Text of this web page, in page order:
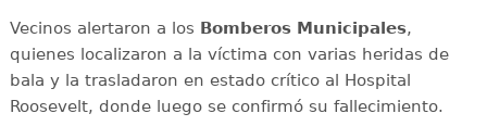
Vecinos alertaron a los Bomberos Municipales,
quienes localizaron a la víctima con varias heridas de
bala y la trasladaron en estado crítico al Hospital
Roosevelt, donde luego se confirmó su fallecimiento.